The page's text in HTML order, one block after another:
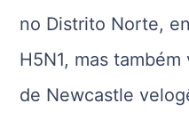
no Distrito Norte,
H5N1, mas
de Newcastle